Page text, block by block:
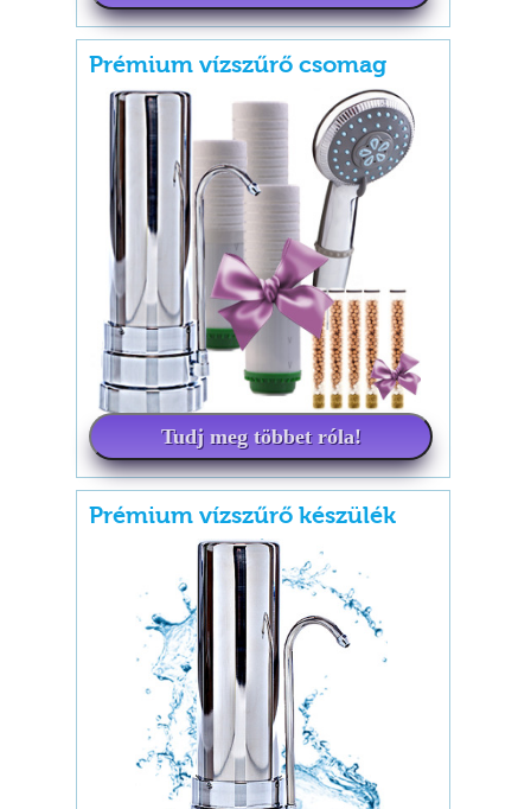
Prémium vízszűrő csomag
Tudj meg többet róla!
Prémium vízszűrő készülék